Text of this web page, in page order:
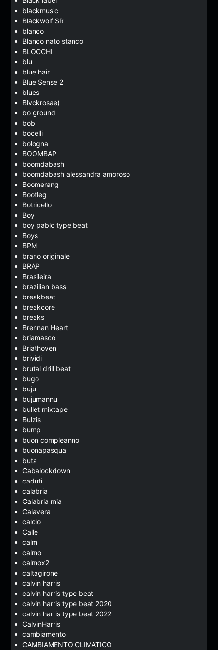
blackmusic
Blackwolf SR
blanco
Blanco nato stanco
BLOCCHI
blu
blue hair
Blue Sense 2
blues
Blvckrosae)
bo ground
bob
bocelli
bologna
BOOMBAP
boomdabash
boomdabash alessandra amoroso
Boomerang
Bootleg
Botricello
Boy
boy pablo type beat
Boys
BPM
brano originale
BRAP
Brasileira
brazilian bass
breakbeat
breakcore
breaks
Brennan Heart
briamasco
Briathoven
brividi
brutal drill beat
bugo
buju
bujumannu
bullet mixtape
Bulzis
bump
buon compleanno
buonapasqua
buta
Cabalockdown
caduti
calabria
Calabria mia
Calavera
calcio
Calle
calm
calmo
calmox2
caltagirone
calvin harris
calvin harris type beat
calvin harris type beat 2020
calvin harris type beat 2022
CalvinHarris
cambiamento
CAMBIAMENTO CLIMATICO